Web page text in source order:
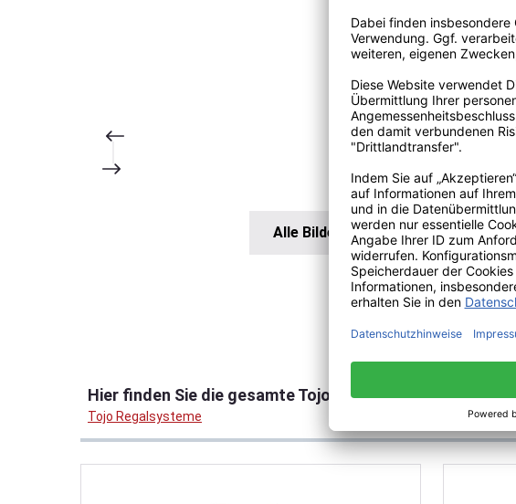
Alle Bilder anzeigen
Hier finden Sie die gesamte Tojo Regalsystem Kollektion
Tojo Regalsysteme